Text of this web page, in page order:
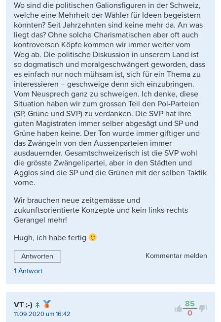
Wo sind die politischen Galionsfiguren in der Schweiz,
welche eine Mehrheit der Wähler für Ideen begeistern
könnten? Seit Jahrzehnten sind keine mehr da. An was
liegt das? Ohne solche Charismatischen aber oft auch
kontroversen Köpfe kommen wir immer weiter vom
Weg ab. Die politische Diskussion in unserem Land ist
so dogmatisch und moralgeschwängert geworden, dass
es einfach nur noch mühsam ist, sich für ein Thema zu
interessieren – geschweige denn sich einzubringen.
Vom Neusprech ganz zu schweigen. Ich denke, diese
Situation haben wir zum grossen Teil den Pol-Parteien
(SP, Grüne und SVP) zu verdanken. Die SVP hat ihre
guten Magistraten immer selber abgesägt und SP und
Grüne haben keine. Der Ton wurde immer giftiger und
das Zwängeln von den Aussenparteien immer
ausdauernder. Gesamtschweizerisch ist die SVP wohl
die grösste Zwängelipartei, aber in den Städten und
Agglos sind die SP und die Grünen mit der selben Taktik
vorne.
Wir brauchen neue zeitgemässe und
zukunftsorientierte Konzepte und kein links-rechts
Gerangel mehr!
Hugh, ich habe fertig
Antworten
Kommentar melden
1 Antwort
85
0
VT ;-)
11.09.2020 um 16:42